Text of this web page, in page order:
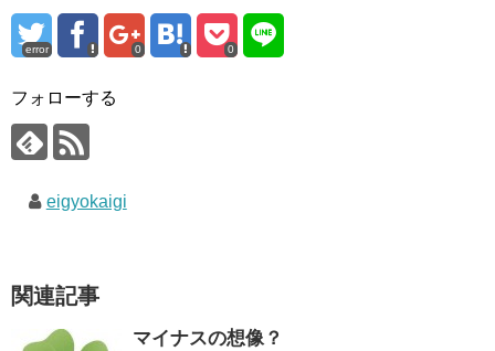
error 0 0
フォローする
eigyokaigi
関連記事
マイナスの想像？